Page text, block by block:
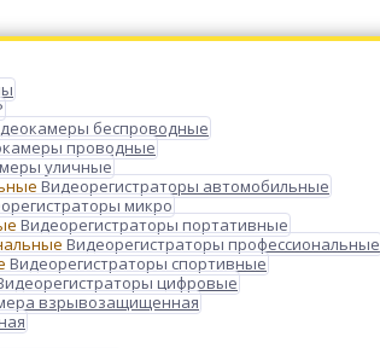
беспроводные
проводные
уличные
Видеорегистраторы автомобильные
микро
Видеорегистраторы портативные
Видеорегистраторы профессиональные
Видеорегистраторы спортивные
цифровые
взрывозащищенная